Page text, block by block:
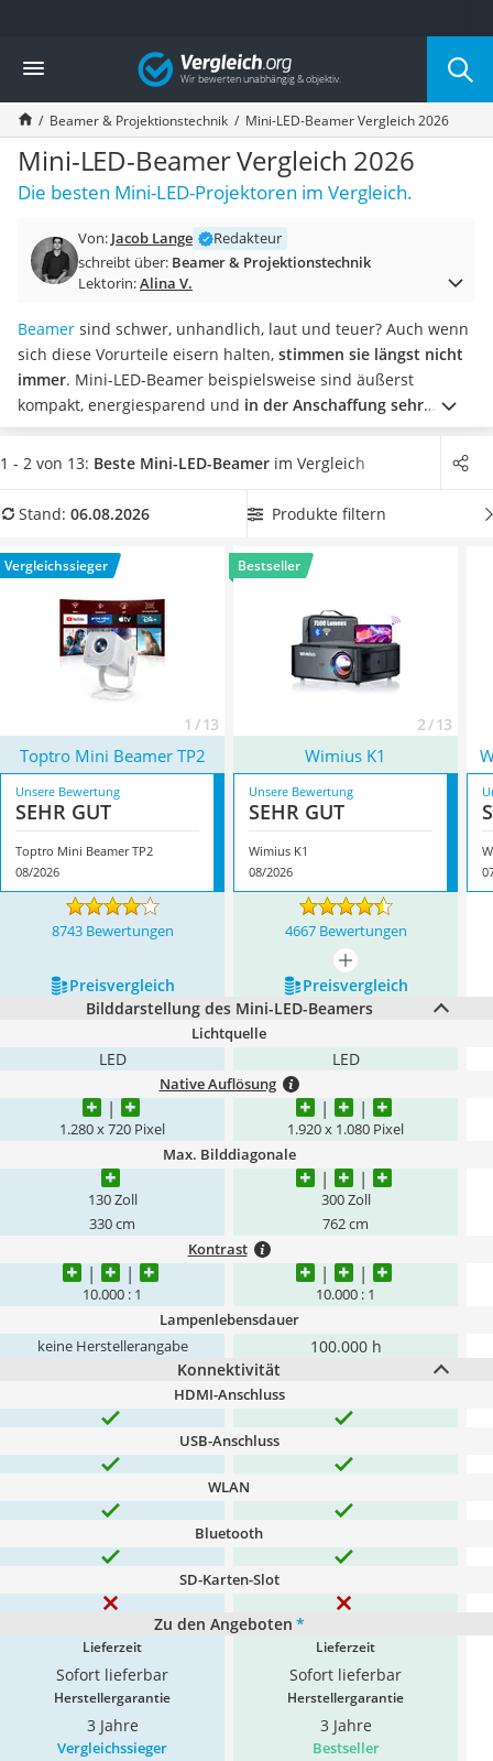
Die beliebtesten Vergleiche nach Kategorie
Elektronik
Powerstation
Monitor 32 Zoll 4K
Fernseher
Drucker
Desktop-PC
Diascanner
Laser-Multifunktionsdrucker
Powerstation mit Solarpanel
Gaming-PC
Soundbar
17-Zoll-Laptop
Satellitenschüssel
Gaming-Headset
Tablets unter 200 Euro
Lichtwecker
Acer Aspire
Vergleich
Beamer & Projektionstechnik Mini-LED-Beamer Vergleich 2026
Mini-LED-Beamer Vergleich 2026
Die besten Mini-LED-Projektoren im Vergleich.
Von: Jacob Lange
Redakteur
schreibt über: Beamer & Projektionstechnik
Lektorin:Alina V.
Beamer sind schwer, unhandlich, laut und teuer? Auch wenn
sich diese Vorurteile eisern halten, stimmen sie längst nicht
immer. Mini-LED-Beamer beispielsweise sind äußerst
kompakt, energiesparend und in der Anschaffung sehr
günstig. Zudem ist die Geräuschentwicklung diversen
Beamer-Tests im Internet zufolge als leise zu bezeichnen.
Heimkino-Entertainment
, dann wählen Sie jetzt einen Mini-
Vergleichstabelle. Überzeugt hat uns hier im August 2026
besonders das Modell
Toptro Mini Beamer TP2
Eigenschaften.
1 - 2 von 13: Beste Mini-LED-Beamer im Vergleich
Stand: 06.08.2026 Produkte filtern
Vergleichssieger
1 / 13
Bestseller
2 / 13
Toptro Mini Beamer TP2 Wimius K1
Unsere Bewertung
SEHR GUT
Toptro Mini Beamer TP2
08/2026
Unsere Bewertung
SEHR GUT
Wimius K1
08/2026
8743 Bewertungen 4667 Bewertungen
mehr anzeigen
Preis­vergleich
Preis­vergleich
Bilddarstellung des Mini-LED-Beamers
Lichtquelle
LED LED
Native Auflösung
1.280 x 720 Pixel 1.920 x 1.080 Pixel
Max. Bilddiagonale
130 Zoll
330 cm
300 Zoll
762 cm
Kontrast
10.000 : 1 10.000 : 1
Lampenlebensdauer
keine Herstellerangabe
100.000 h
Konnektivität
HDMI-Anschluss
USB-Anschluss
WLAN
Bluetooth
SD-Karten-Slot
Zu den Angeboten *
Lieferzeit
Sofort lieferbar
Lieferzeit
Sofort lieferbar
Herstellergarantie
3 Jahre
Herstellergarantie
3 Jahre
Vergleichssieger Bestseller